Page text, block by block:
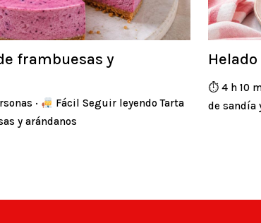
frambuesas y
·
Fácil Seguir leyendo Tarta
y arándanos
⏱ 4 h 10
de sandía